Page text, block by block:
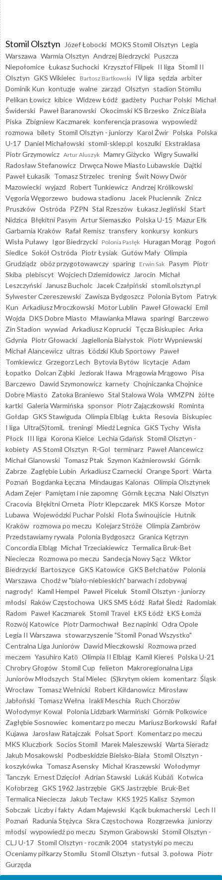
Stomil Olsztyn Józef Łobocki MOKS Stomil Olsztyn Legia
Warszawa Warmia Olsztyn Andrzej Biedrzycki Puszcza
Niepołomice Łukasz Suchocki Krzysztof Filipek II liga Stomil II
Olsztyn GKS Wikielec Bartosz Bartkowski IV liga sędzia arbiter
Dominik Kun kontuzje walne zarząd Olsztyn stadion Stomilu
Pelikan Łowicz kibice Widzew Łódź gadżety Puchar Polski Michał
Świderski Paweł Baranowski Okocimski KS Brzesko Znicz Biała
Piska Zbigniew Kaczmarek konferencja prasowa wypowiedź
rozmowa bilety Stomil Olsztyn - juniorzy Karol Żwir Polska Polska
U-17 Daniel Michałowski stomil-sklep.pl koszulki Ekstraklasa
Piotr Grzymowicz Artur Aluszyk Mamry Giżycko Wigry Suwałki
Radosław Stefanowicz Drwęca Nowe Miasto Lubawskie Dajtki
Paweł Łukasik Tomasz Strzelec trening Świt Nowy Dwór
Mazowiecki wyjazd Robert Tunkiewicz Andrzej Królikowski
Vęgoria Węgorzewo budowa stadionu Jacek Płuciennik Znicz
Pruszków Ostróda PZPN Stal Rzeszów Łukasz Jegliński Start
Nidzica Błękitni Pasym Artur Siemaszko Polska U-15 Mazur Ełk
Garbarnia Kraków Rafał Remisz transfery konkursy konkurs
Wisła Puławy Igor Biedrzycki Polonia Pasłęk Huragan Morąg Pogoń
Siedlce Sokół Ostróda Piotr Łysiak Gutów Mały Olimpia
Grudziądz obóz przygotowawczy sparing Erwin Sak Pasym Piotr
Skiba plebiscyt Wojciech Dziemidowicz Jarocin Michał
Leszczyński
Janusz Bucholc Jacek Czałpiński stomil.olsztyn.pl
Sylwester Czereszewski Zawisza Bydgoszcz Polonia Bytom Patryk
Kun Arkadiusz Mroczkowski Motor Lublin Paweł Głowacki Emil
Wojda DKS Dobre Miasto Mławianka Mława sparingi Barczewo
Zin Stadion wywiad Arkadiusz Koprucki Tęcza Biskupiec Arka
Gdynia Piotr Głowacki Jagiellonia Białystok Piotr Wypniewski
Michał Alancewicz ultras Łódzki Klub Sportowy Paweł
Tomkiewicz Grzegorz Lech Bytovia Bytów licytacje Adam
Łopatko Dolcan Ząbki Jeziorak Iława Mrągowia Mrągowo Pisa
Barczewo Dawid Szymonowicz karnety Chojniczanka Chojnice
Dobre Miasto Zatoka Braniewo Stal Stalowa Wola WMZPN żółte
kartki Galeria Warmińska sponsor Piotr Zajączkowski Rominta
Gołdap GKS Stawiguda Olimpia Elbląg Łukta Resovia Biskupiec
I liga Ultra(S)tomiL treningi Miedź Legnica GKS Tychy Wisła
Płock III liga Korona Kielce Lechia Gdańsk Stomil Olsztyn -
kobiety AS Stomil Olsztyn R-Gol terminarz Paweł Alancewicz
Michał Glanowski Tomasz Ptak Szymon Kaźmierowski Górnik
Zabrze Zagłębie Lubin Arkadiusz Czarnecki Orange Sport Warta
Poznań Bogdanka Łęczna Mindaugas Kalonas Olimpia Olsztynek
Adam Zejer Pamiętam i nie zapomnę Górnik Łęczna Naki Olsztyn
Cracovia Błękitni Orneta Piotr Klepczarek MKS Korsze Motor
Lubawa Wojewódzki Puchar Polski Flota Świnoujście Hutnik
Kraków rozmowa po meczu Kolejarz Stróże Olimpia Zambrów
Przedstawiamy rywala Polonia Bydgoszcz Granica Kętrzyn
Concordia Elbląg Michał Trzeciakiewicz Termalica Bruk-Bet
Nieciecza Rozmowa po meczu Sandecja Nowy Sącz Wiktor
Biedrzycki Bartoszyce GKS Katowice GKS Bełchatów Polonia
Warszawa Chodź w "biało-niebieskich" barwach i zdobywaj
nagrody!
Kamil Hempel Paweł Piceluk Stomil Olsztyn - juniorzy
młodsi Raków Częstochowa UKS SMS Łódź Rafał Śledź Radomiak
Radom Paweł Kaczmarek Stomil Travel ŁKS Łódź ŁKS Łomża
Rozwój Katowice Piotr Darmochwał Bez napinki Odra Opole
Legia II Warszawa stowarzyszenie "Stomil Ponad Wszystko"
Centralna Liga Juniorów Dawid Mieczkowski Rozmowa przed
meczem Yasuhiro Katō Olimpia II Elbląg Kamil Kiereś Polska U-21
Chrobry Głogów Stomil Cup felieton Makroregionalna Liga
Juniorów Młodszych Stal Mielec (S)krytym okiem komentarz Śląsk
Wrocław Tomasz Wełnicki Robert Kiłdanowicz Mirosław
Jabłoński Tomasz Wełna Irakli Meschia Ruch Chorzów
Wołodymyr Kowal Polonia Lidzbark Warmiński Górnik Polkowice
Zagłębie Sosnowiec komentarz po meczu Mariusz Borkowski Rafał
Kujawa
Jarosław Ratajczak Polsat Sport Komentarz po meczu
MKS Kluczbork Socios Stomil Marek Maleszewski Warta Sieradz
Jakub Mosakowski Podbeskidzie Bielsko-Biała Stomil Olsztyn -
koszykówka Tomasz Asensky Michał Kraszewski Wołodymyr
Tanczyk Ernest Dzięcioł Adrian Stawski Lukáš Kubáň Kotwica
Kołobrzeg GKS 1962 Jastrzębie GKS Jastrzębie Bruk-Bet
Termalica Nieciecza
Jakub Tecław KKS 1925 Kalisz Szymon
Sobczak Liczby i fakty Adam Majewski Kącik bukmacherski Lech II
Poznań Radunia Stężyca Skra Częstochowa Rozgrzewka juniorzy
młodsi wypowiedź po meczu Szymon Grabowski Stomil Olsztyn -
CLJ U-17 Stomil Olsztyn - rocznik 2004 statystyki po meczu
Oceniamy piłkarzy Stomilu Stomil Olsztyn - futsal 3. połowa Piotr
Gurzęda